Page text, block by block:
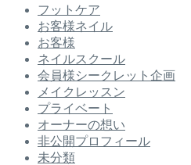
フットケア
お客様ネイル
お客様
ネイルスクール
会員様シークレット企画
メイクレッスン
プライベート
オーナーの想い
非公開プロフィール
未分類